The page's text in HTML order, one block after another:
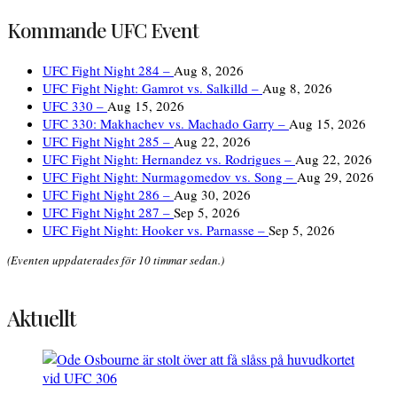
Kommande UFC Event
UFC Fight Night 284 – Aug 8, 2026
UFC Fight Night: Gamrot vs. Salkilld – Aug 8, 2026
UFC 330 – Aug 15, 2026
UFC 330: Makhachev vs. Machado Garry – Aug 15, 2026
UFC Fight Night 285 – Aug 22, 2026
UFC Fight Night: Hernandez vs. Rodrigues – Aug 22, 2026
UFC Fight Night: Nurmagomedov vs. Song – Aug 29, 2026
UFC Fight Night 286 – Aug 30, 2026
UFC Fight Night 287 – Sep 5, 2026
UFC Fight Night: Hooker vs. Parnasse – Sep 5, 2026
(Eventen uppdaterades för 10 timmar sedan.)
Aktuellt